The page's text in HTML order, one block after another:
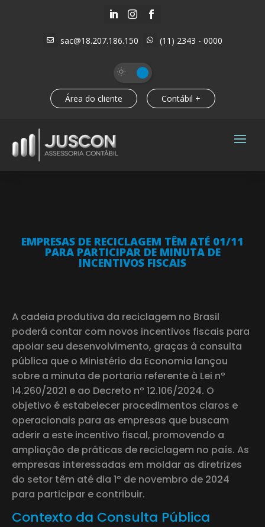
  
 sac@18.207.186.150  (11) 2343 - 0000
Área do cliente Contábil +
EMPRESAS DE RECICLAGEM TÊM ATÉ 01/11
PARA PARTICIPAR DE MINUTA DE
INCENTIVOS FISCAIS
A cadeia produtiva da reciclagem no Brasil
poderá contar com novos incentivos fiscais para
apoiar seu desenvolvimento, graças à consulta
pública que o Ministério da Economia lançou
sobre a minuta de portaria referente à Lei nº
14.260/2021 e ao Decreto nº 12.106/2024. O
objetivo é estabelecer procedimentos claros e
operacionais para as empresas que buscam
aderir a este incentivo fiscal, promovendo a
ampliação de práticas de reciclagem no país. As
empresas interessadas em moldar as diretrizes
do setor têm até dia 1º de novembro de 2024
para participar e contribuir.
Contexto da Consulta Pública